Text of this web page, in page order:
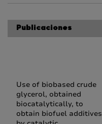
Publicaciones
Use of biobased crude
glycerol, obtained
biocatalytically, to
obtain biofuel additives